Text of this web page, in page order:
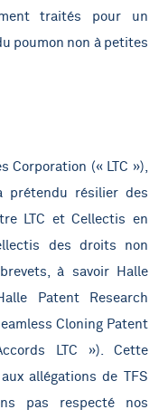
traités pour un
poumon non à petites
Corporation (« LTC »),
prétendu résilier des
LTC et Cellectis en
des droits non
à savoir Halle
Patent Research
Cloning Patent
LTC »). Cette
allégations de TFS
pas respecté nos